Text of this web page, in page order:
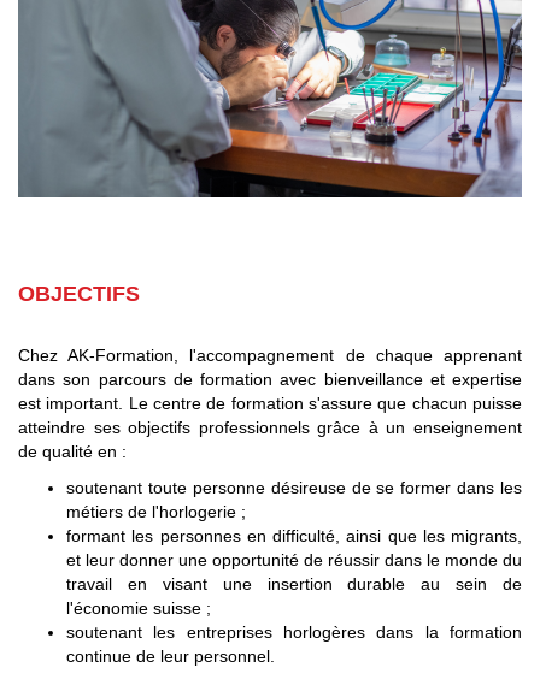
OBJECTIFS
Chez AK-Formation, l'accompagnement de chaque apprenant
dans son parcours de formation avec bienveillance et expertise
est important. Le centre de formation s'assure que chacun puisse
atteindre ses objectifs professionnels grâce à un enseignement
de qualité en :
soutenant toute personne désireuse de se former dans les
métiers de l'horlogerie ;
formant les personnes en difficulté, ainsi que les migrants,
et leur donner une opportunité de réussir dans le monde du
travail en visant une insertion durable au sein de
l'économie suisse ;
soutenant les entreprises horlogères dans la formation
continue de leur personnel.